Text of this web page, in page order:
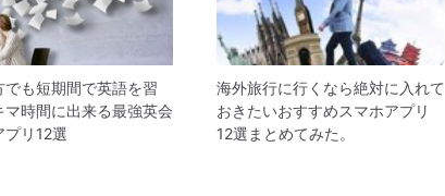
でも短期間で英語を習
マ時間に出来る最強英会
プリ12選
海外旅行に行くなら絶対に入れて
おきたいおすすめスマホアプリ
12選まとめてみた。